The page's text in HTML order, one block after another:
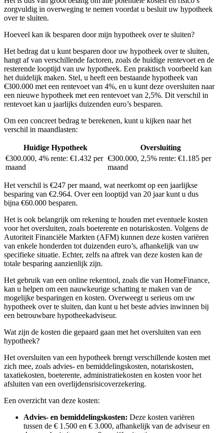
zorgvuldig in overweging te nemen voordat u besluit uw hypotheek
over te sluiten.
Hoeveel kan ik besparen door mijn hypotheek over te sluiten?
Het bedrag dat u kunt besparen door uw hypotheek over te sluiten,
hangt af van verschillende factoren, zoals de huidige rentevoet en de
resterende looptijd van uw hypotheek. Een praktisch voorbeeld kan
het duidelijk maken. Stel, u heeft een bestaande hypotheek van
€300.000 met een rentevoet van 4%, en u kunt deze oversluiten naar
een nieuwe hypotheek met een rentevoet van 2,5%. Dit verschil in
rentevoet kan u jaarlijks duizenden euro’s besparen.
Om een concreet bedrag te berekenen, kunt u kijken naar het
verschil in maandlasten:
Huidige Hypotheek
Oversluiting
€300.000, 4% rente: €1.432 per
maand
€300.000, 2,5% rente: €1.185 per
maand
Het verschil is €247 per maand, wat neerkomt op een jaarlijkse
besparing van €2.964. Over een looptijd van 20 jaar kunt u dus
bijna €60.000 besparen.
Het is ook belangrijk om rekening te houden met eventuele kosten
voor het oversluiten, zoals boeterente en notariskosten. Volgens de
Autoriteit Financiële Markten (AFM) kunnen deze kosten variëren
van enkele honderden tot duizenden euro’s, afhankelijk van uw
specifieke situatie. Echter, zelfs na aftrek van deze kosten kan de
totale besparing aanzienlijk zijn.
Het gebruik van een online rekentool, zoals die van HomeFinance,
kan u helpen om een nauwkeurige schatting te maken van de
mogelijke besparingen en kosten. Overweegt u serieus om uw
hypotheek over te sluiten, dan kunt u het beste advies inwinnen bij
een betrouwbare hypotheekadviseur.
Wat zijn de kosten die gepaard gaan met het oversluiten van een
hypotheek?
Het oversluiten van een hypotheek brengt verschillende kosten met
zich mee, zoals advies- en bemiddelingskosten, notariskosten,
taxatiekosten, boeterente, administratiekosten en kosten voor het
afsluiten van een overlijdensrisicoverzekering.
Een overzicht van deze kosten:
Advies- en bemiddelingskosten: Deze kosten variëren
tussen de € 1.500 en € 3.000, afhankelijk van de adviseur en